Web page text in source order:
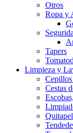
Otros
Ropa y
Tapers
Limpieza y
Cestas